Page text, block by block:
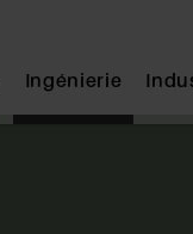
Ingénierie